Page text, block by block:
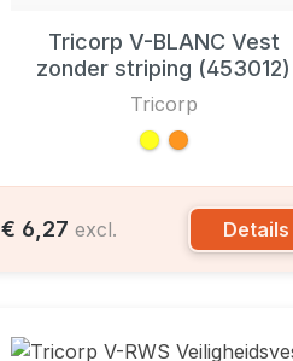
Tricorp V-BLANC Vest
zonder striping (453012)
Tricorp
€ 6,27 excl. Details